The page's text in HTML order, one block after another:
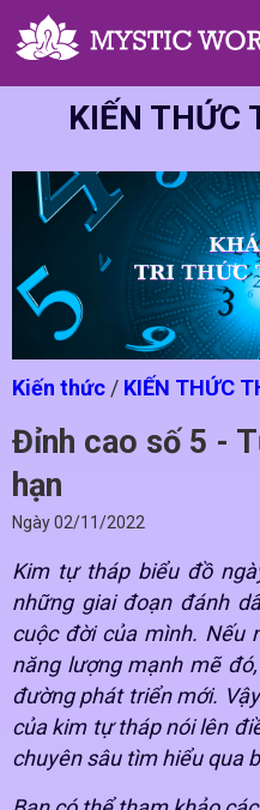
KIẾN THỨC
Kiến thức / KIẾN THỨC
Đỉnh cao số 5 -
hạn
Ngày02/11/2022
Kim tự tháp biểu đồ
những giai đoạn đánh
cuộc đời của mình. Nếu
năng lượng mạnh mẽ
đường phát triển mới.
của kim tự tháp nói lên
chuyên sâu tìm hiểu qua